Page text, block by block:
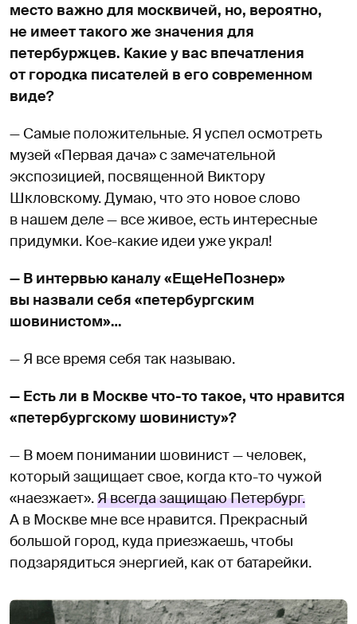
место важно для москвичей, но, вероятно,
не имеет такого же значения для
петербуржцев. Какие у вас впечатления
от городка писателей в его современном
виде?
— Самые положительные. Я успел осмотреть
музей «Первая дача» с замечательной
экспозицией, посвященной Виктору
Шкловскому. Думаю, что это новое слово
в нашем деле — все живое, есть интересные
придумки. Кое-какие идеи уже украл!
— В интервью каналу «ЕщеНеПознер»
вы назвали себя «петербургским
шовинистом»…
— Я все время себя так называю.
— Есть ли в Москве что-то такое, что нравится
«петербургскому шовинисту»?
— В моем понимании шовинист — человек,
который защищает свое, когда кто-то чужой
«наезжает».Я всегда защищаю Петербург.
А в Москве мне все нравится. Прекрасный
большой город, куда приезжаешь, чтобы
подзарядиться энергией, как от батарейки.